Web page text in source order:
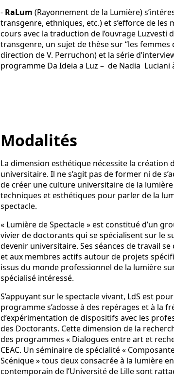
- RaLum (Rayonnement de la Lumière)
transgenre, ethniques, etc.) et s’efforce de
cours avec la traduction de l’ouvrage Luzvesti
transgenre, un sujet de thèse sur “les
direction de V. Perruchon) et la série
programme Da Ideia a Luz – de Nadia Luciani
Modalités
La dimension esthétique nécessite la création
universitaire. Il ne s’agit pas de former ni de
de créer une culture universitaire de la
techniques et esthétiques pour parler de la
spectacle.
« Lumière de Spectacle » est constitué d’un
vivier de doctorants qui se spécialisent sur le
devenir universitaire. Ses séances de travail
et aux membres actifs autour de projets
issus du monde professionnel de la lumière
spécialisé intéressé.
S’appuyant sur le spectacle vivant, LdS est
programme s’adosse à des repérages et à la
d’expérimentation de dispositifs avec les
des Doctorants. Cette dimension de la
des programmes « Dialogues entre art et
CEAC. Un séminaire de spécialité «
Scénique » tous deux consacrée à la lumière
contemporain de l’Université de Lille sont